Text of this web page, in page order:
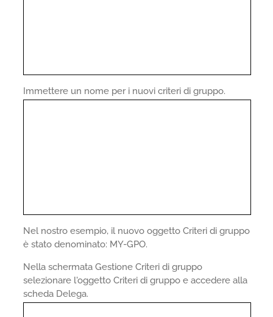
Immettere un nome per i nuovi criteri di gruppo.
Nel nostro esempio, il nuovo oggetto Criteri di gruppo
è stato denominato: MY-GPO.
Nella schermata Gestione Criteri di gruppo
selezionare l'oggetto Criteri di gruppo e accedere alla
scheda Delega.